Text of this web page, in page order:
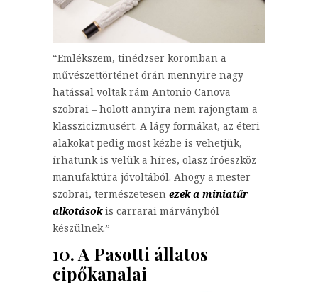
“Emlékszem, tinédzser koromban a
művészettörténet órán mennyire nagy
hatással voltak rám Antonio Canova
szobrai – holott annyira nem rajongtam a
klasszicizmusért. A lágy formákat, az éteri
alakokat pedig most kézbe is vehetjük,
írhatunk is velük a híres, olasz íróeszköz
manufaktúra jóvoltából. Ahogy a mester
szobrai, természetesen ezek a miniatűr
alkotásokis carrarai márványból
készülnek.”
10. A Pasotti állatos
cipőkanalai